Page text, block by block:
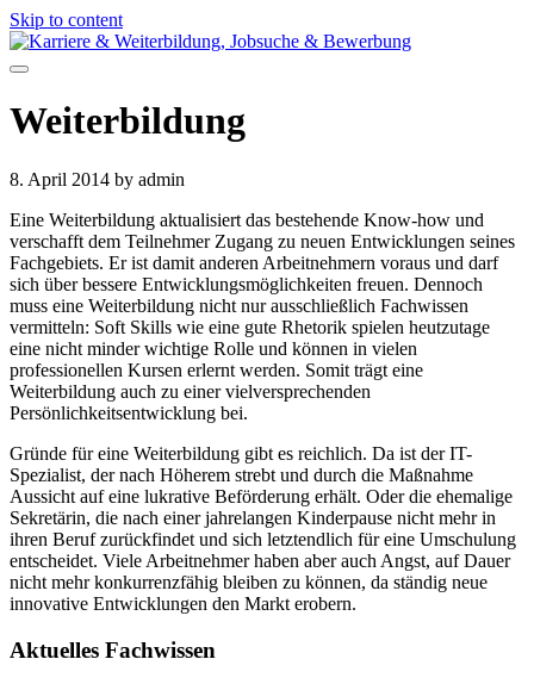
Skip to content
Weiterbildung
8. April 2014 by admin
Eine Weiterbildung aktualisiert das bestehende Know-how und
verschafft dem Teilnehmer Zugang zu neuen Entwicklungen seines
Fachgebiets. Er ist damit anderen Arbeitnehmern voraus und darf
sich über bessere Entwicklungsmöglichkeiten freuen. Dennoch
muss eine Weiterbildung nicht nur ausschließlich Fachwissen
vermitteln: Soft Skills wie eine gute Rhetorik spielen heutzutage
eine nicht minder wichtige Rolle und können in vielen
professionellen Kursen erlernt werden. Somit trägt eine
Weiterbildung auch zu einer vielversprechenden
Persönlichkeitsentwicklung bei.
Gründe für eine Weiterbildung gibt es reichlich. Da ist der IT-
Spezialist, der nach Höherem strebt und durch die Maßnahme
Aussicht auf eine lukrative Beförderung erhält. Oder die ehemalige
Sekretärin, die nach einer jahrelangen Kinderpause nicht mehr in
ihren Beruf zurückfindet und sich letztendlich für eine Umschulung
entscheidet. Viele Arbeitnehmer haben aber auch Angst, auf Dauer
nicht mehr konkurrenzfähig bleiben zu können, da ständig neue
innovative Entwicklungen den Markt erobern.
Aktuelles Fachwissen